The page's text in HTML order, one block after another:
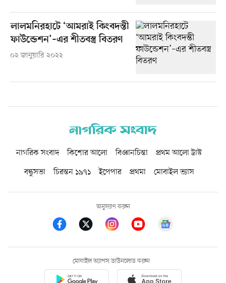
লালমনিরহাটে ‘আমরাই কিংবদন্তী
ফাউন্ডেশন’–এর শীতবস্ত্র বিতরণ
০২ জানুয়ারি ২০২২
নাগরিক সংবাদ কিশোর আলো বিজ্ঞানচিন্তা
প্রথম আলো ট্রাস্ট
বন্ধুসভা
চিরন্তন ১৯৭১ ইপেপার প্রথমা মোবাইল ভ্যাস
অনুসরণ করুন
মোবাইল অ্যাপস ডাউনলোড করুন